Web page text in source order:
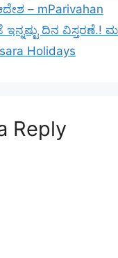
– mParivahan
ದಿನ ವಿಸ್ತರಣೆ.!
Holidays
Reply